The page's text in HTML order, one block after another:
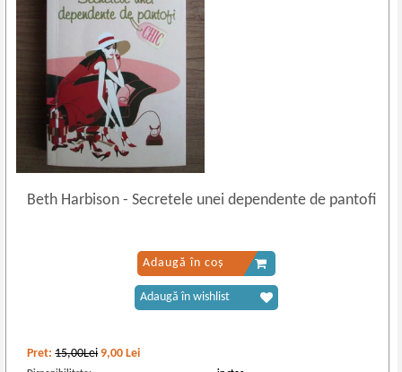
Beth Harbison- Secretele unei dependente de pantofi
Pret:15,00Lei 9,00 Lei
Adaugă în coș
Adaugă în wishlist